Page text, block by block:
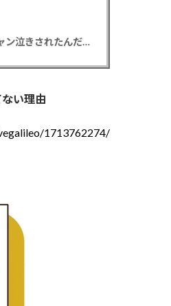
【悲報】彼女「ごめん！俺くんの貯金、情報商材に使っちゃった」→…問い詰めたらギャン泣きされたんだが俺が悪いのか？
い理由
1713762274/